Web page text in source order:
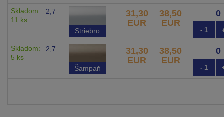
Skladom:
11 ks
2,7
Striebro
31,30
EUR
38,50
EUR
- 1
Skladom:
5 ks
2,7
Šampaň
31,30
EUR
38,50
EUR
- 1